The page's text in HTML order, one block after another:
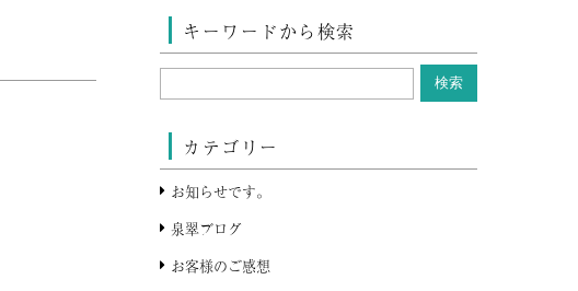
キーワードから検索
カテゴリー
お知らせです。
泉翠ブログ
お客様のご感想